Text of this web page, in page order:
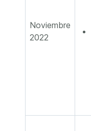
Noviembre
2022